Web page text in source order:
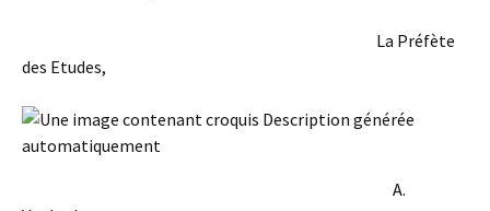
La Préfète
des Etudes,
A.